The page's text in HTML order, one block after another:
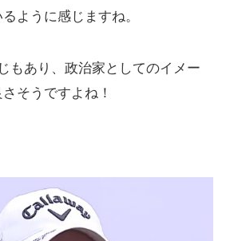
ように感じますね。
もあり、政治家としてのイメー
そうですよね！